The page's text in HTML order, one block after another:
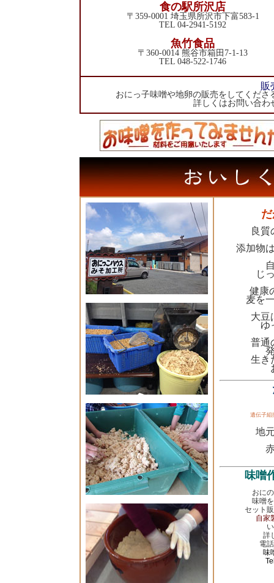
食の駅所沢店
〒359-0001 埼玉県所沢市下富583-1
TEL 04-2941-5192
魚竹食品
〒360-0014 熊谷市箱田7-1-13
TEL 048-522-1746
販
おにっ子味噌や地卵の販売をしてくだ
詳しくはお問い合
良質
添加物
じ
健康
麦を
大豆
ゆ
普通
生き
遺伝子組
地
味噌
おに
味噌
セット
自家
詳
電
味